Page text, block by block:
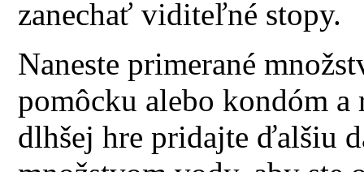
zanechať viditeľné stopy.
Naneste primerané
pomôcku alebo kondóm
dlhšej hre pridajte ďalšiu